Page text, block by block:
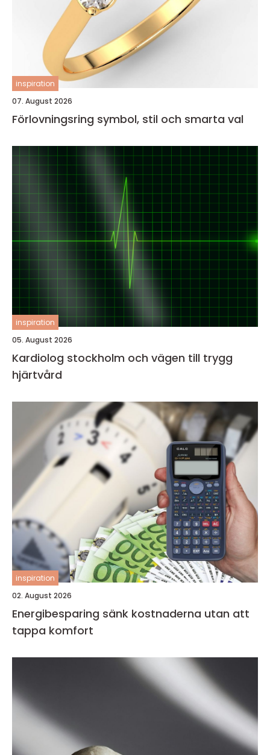
inspiration
07. August 2026
Förlovningsring symbol, stil och smarta val
inspiration
05. August 2026
Kardiolog stockholm och vägen till trygg
hjärtvård
inspiration
02. August 2026
Energibesparing sänk kostnaderna utan att
tappa komfort